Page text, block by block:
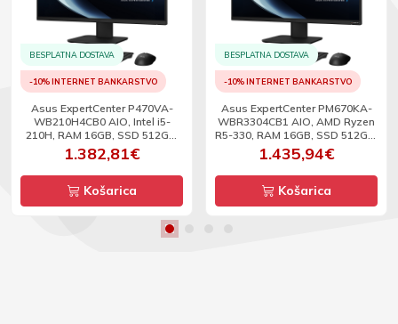
BESPLATNA DOSTAVA
-10% INTERNET BANKARSTVO
Asus ExpertCenter P470VA-
WB210H4CB0 AIO, Intel i5-
210H, RAM 16GB, SSD 512GB,
27inch, FHD, DOS
1.382,81€
Košarica
BESPLATNA DOSTAVA
-10% INTERNET BANKARSTVO
Asus ExpertCenter PM670KA-
WBR3304CB1 AIO, AMD Ryzen
R5-330, RAM 16GB, SSD 512GB,
27inch, FHD, DOS
1.435,94€
Košarica